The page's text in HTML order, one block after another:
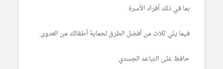
بما في ذلك أفراد الأسرة.
فيما يلي ثلاث من أفضل الطرق لحماية أطفالك من العدوى:
حافظ على التباعد الجسدي: